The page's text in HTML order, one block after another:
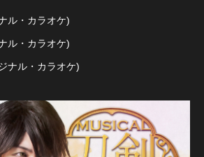
ル・カラオケ)
ル・カラオケ)
ナル・カラオケ)